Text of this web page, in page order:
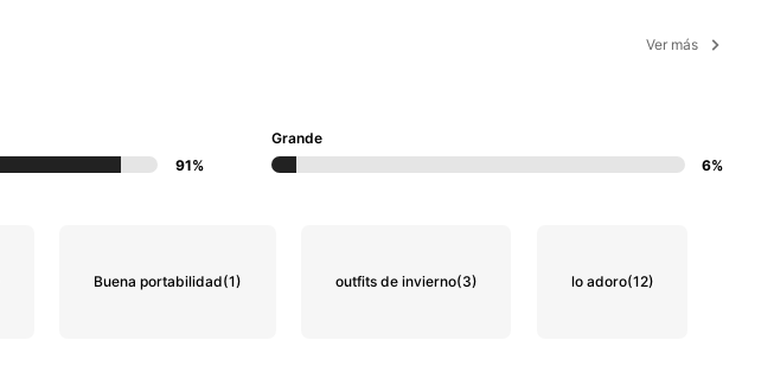
Ver más
91%
Grande
6%
Buena portabilidad(1) outfits de invierno(3) lo adoro(12)